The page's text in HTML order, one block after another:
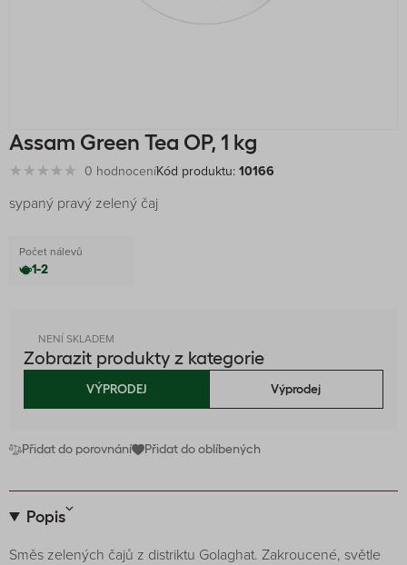
Assam Green Tea OP, 1 kg
0 hodnoceníKód produktu: 10166
sypaný pravý zelený čaj
Počet nálevů
1-2
NENÍ SKLADEM
Zobrazit produkty z kategorie
VÝPRODEJ Výprodej
Přidat do porovnání Přidat do oblíbených
Popis
Směs zelených čajů z distriktu Golaghat. Zakroucené, světle